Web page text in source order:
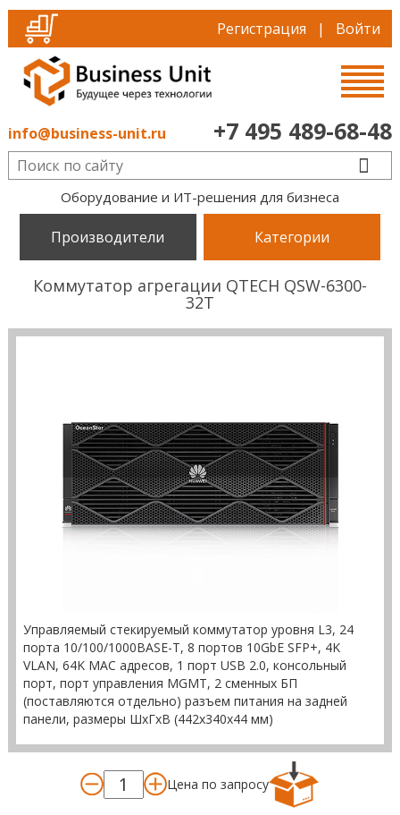
Регистрация | Войти
info@business-unit.ru +7 495 489-68-48
Оборудование и ИТ-решения для бизнеса
Производители Категории
Коммутатор агрегации QTECH QSW-6300-
32T
Управляемый стекируемый коммутатор уровня L3, 24
порта 10/100/1000BASE-T, 8 портов 10GbE SFP+, 4K
VLAN, 64K MAC адресов, 1 порт USB 2.0, консольный
порт, порт управления MGMT, 2 сменных БП
(поставляются отдельно) разъем питания на задней
панели, размеры ШхГхВ (442x340x44 мм)
Цена по запросу